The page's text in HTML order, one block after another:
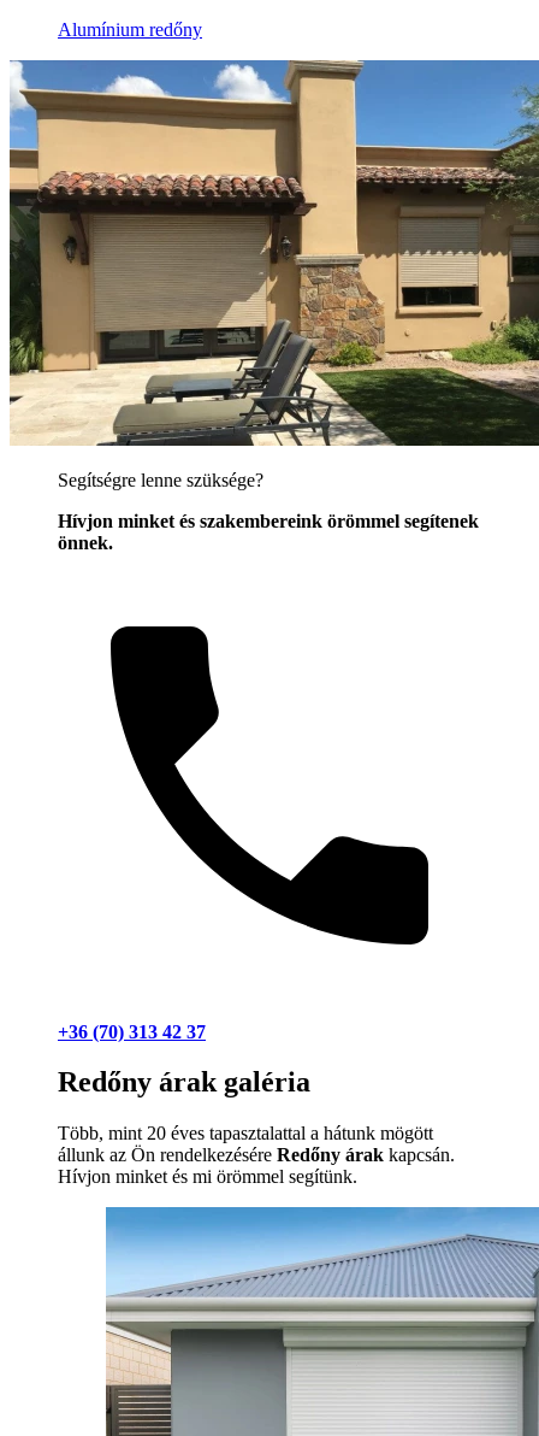
Alumínium redőny
Segítségre lenne szüksége?
Hívjon minket és szakembereink örömmel segítenek
önnek.
+36 (70) 313 42 37
Redőny árak galéria
Több, mint 20 éves tapasztalattal a hátunk mögött
állunk az Ön rendelkezésére Redőny árak kapcsán.
Hívjon minket és mi örömmel segítünk.